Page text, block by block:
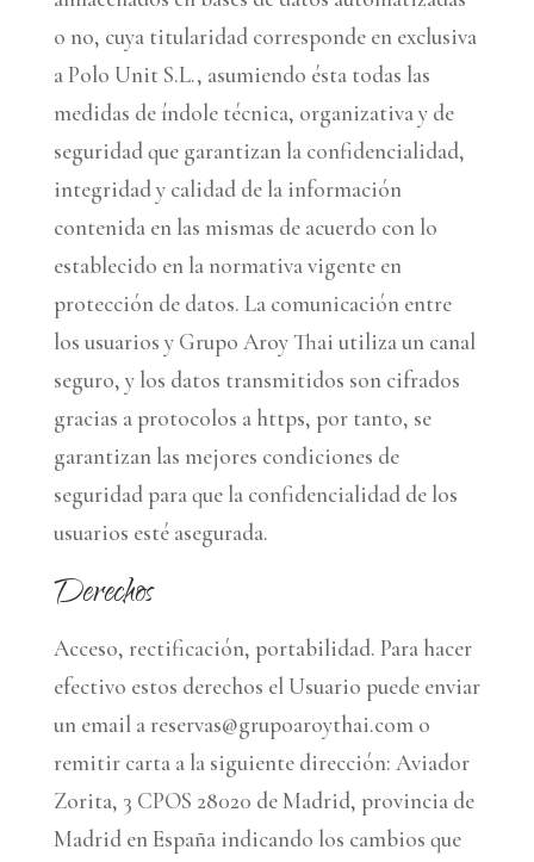
o no, cuya titularidad corresponde en exclusiva
a Polo Unit S.L., asumiendo ésta todas las
medidas de índole técnica, organizativa y de
seguridad que garantizan la confidencialidad,
integridad y calidad de la información
contenida en las mismas de acuerdo con lo
establecido en la normativa vigente en
protección de datos. La comunicación entre
los usuarios y Grupo Aroy Thai utiliza un canal
seguro, y los datos transmitidos son cifrados
gracias a protocolos a https, por tanto, se
garantizan las mejores condiciones de
seguridad para que la confidencialidad de los
usuarios esté asegurada.
Derechos
Acceso, rectificación, portabilidad. Para hacer
efectivo estos derechos el Usuario puede enviar
un email a reservas@grupoaroythai.com o
remitir carta a la siguiente dirección: Aviador
Zorita, 3 CPOS 28020 de Madrid, provincia de
Madrid en España indicando los cambios que